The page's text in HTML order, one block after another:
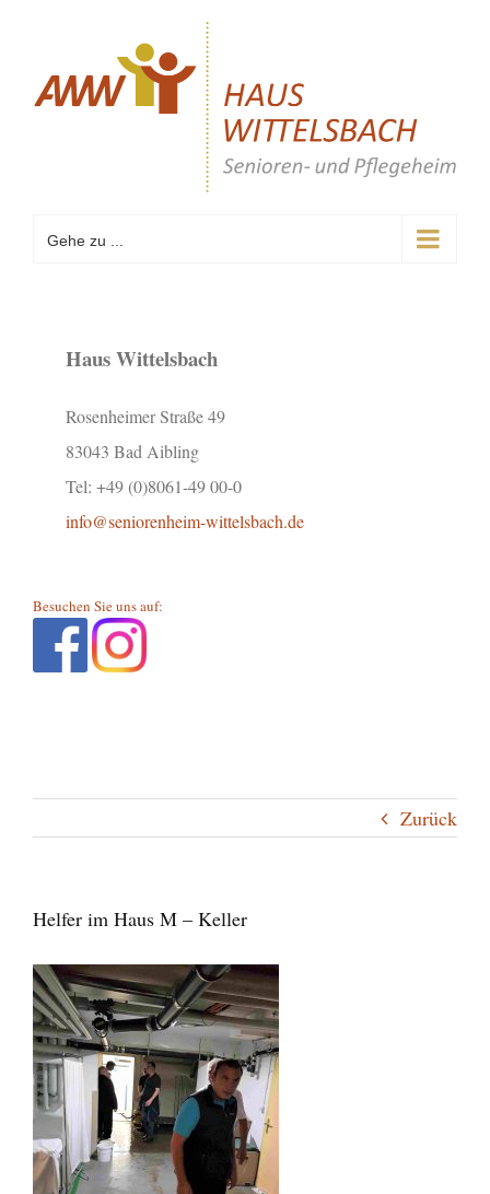
springen
Gehe zu ...
Haus Wittelsbach
Rosenheimer Straße 49
83043 Bad Aibling
Tel: +49 (0)8061-49 00-0
info@seniorenheim-wittelsbach.de
Besuchen Sie uns auf:
Zurück
Helfer im Haus M – Keller